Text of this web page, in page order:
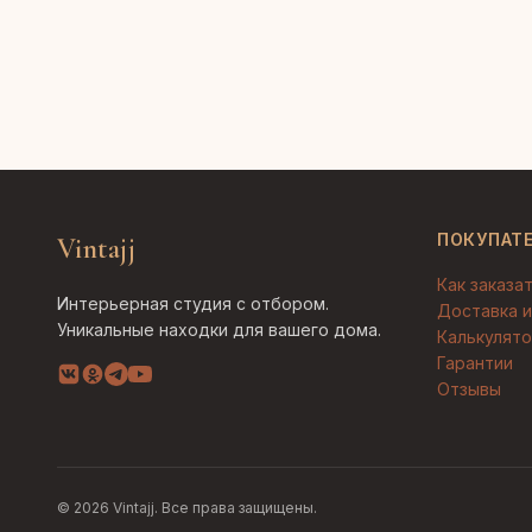
Vintajj
Интерьерная студия с отбором.
Уникальные находки для вашего дома.
Как
Доставка
Гарантии
Отзывы
© 2026 Vintajj. Все права защищены.